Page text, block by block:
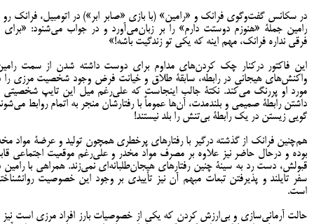
در سکانس گفت‌وگوی فرانک‌ و «رامین» (با بازی «صابر ابر») در اتومبیل، فرانک رو‌
رامین جملۀ «هنوزم دوستت دارم» را بر زبان‌می‌آورد و در جواب می‌شنود: «برای
فرقی نداره فرانک، مهم اینه که یکی تو زندگیت باشه!»
این فاکتور در‌کنار چک کردن‌های مداوم برای دوست داشته شدن از سمت
واکنش‌های هیجانی در رابطه، سابقۀ طلاق و خیانت فرض وجود شخصیت مرزی را
مورد او‌ پررنگ می‌کند. نکتۀ جالب اینجاست که علی‌رغم میل این تایپ شخصیتی
داشتن رابطۀ صمیمی و بلندمدت، آن‌ها عموماً با رفتارشان منجر به اتمام روابط
گویی زیستن در یک رابطۀ بی‌تنش را بلد نیستند!
هم‌چنین فرانک از گذشته درگیر با رفتارهای پرخطری همچون تولید و عرضۀ مواد
بوده و درحال حاضر نیز علاوه بر مصرف مواد مخدر و‌ علی‌رغم موقعیت اجتماعی
قبولش، دست رد به سینۀ چنین رفتارهای هیجان‌طلبانه‌ای نمی‌زند. همراهی با رامین
سفر تایلند و پذیرفتن تبعات مبهم آن نیز تأییدی بر وجود این خصوصیت
است.
حالت آرمانی‌سازی و بی‌ارزش کردن که یکی از خصوصیات بارز افراد مرزی است نیز